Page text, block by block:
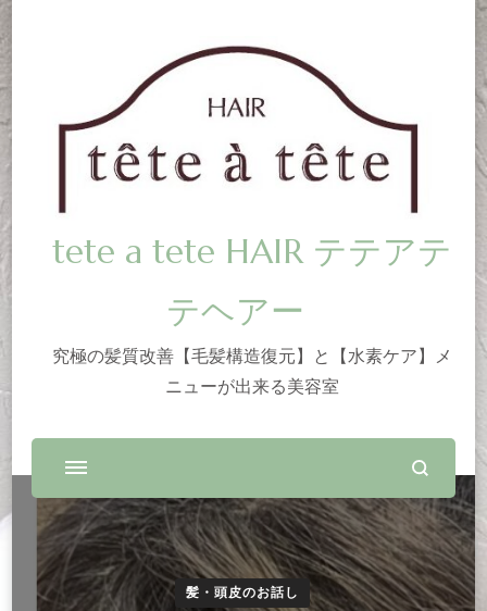
tete a tete HAIR テテアテ
テヘアー
究極の髪質改善【毛髪構造復元】と【水素ケア】メ
ニューが出来る美容室
髪・頭皮のお話し